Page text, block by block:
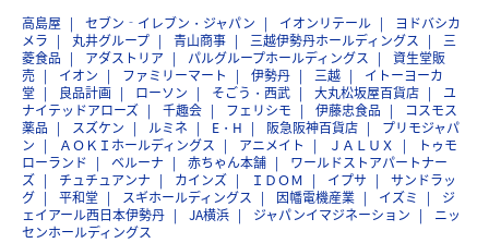
高島屋 セブン‐イレブン・ジャパン イオンリテール
ヨドバシカ
メラ
丸井グループ 青山商事 三越伊勢丹ホールディングス
三
菱食品
アダストリア パルグループホールディングス
資生堂販
売
イオン ファミリーマート 伊勢丹 三越
イトーヨーカ
堂
良品計画 ローソン そごう・西武 大丸松坂屋百貨店
ユ
ナイテッドアローズ
千趣会 フェリシモ 伊藤忠食品
コスモス
薬品
スズケン ルミネ E・H 阪急阪神百貨店
プリモジャパ
ン
ＡＯＫＩホールディングス アニメイト ＪＡＬＵＸ
トゥモ
ローランド
ベルーナ 赤ちゃん本舗
ワールドストアパートナー
ズ
チュチュアンナ カインズ ＩＤＯＭ イプサ
サンドラッ
グ
平和堂 スギホールディングス 因幡電機産業 イズミ
ジ
ェイアール西日本伊勢丹
JA横浜 ジャパンイマジネーション
ニッ
センホールディングス